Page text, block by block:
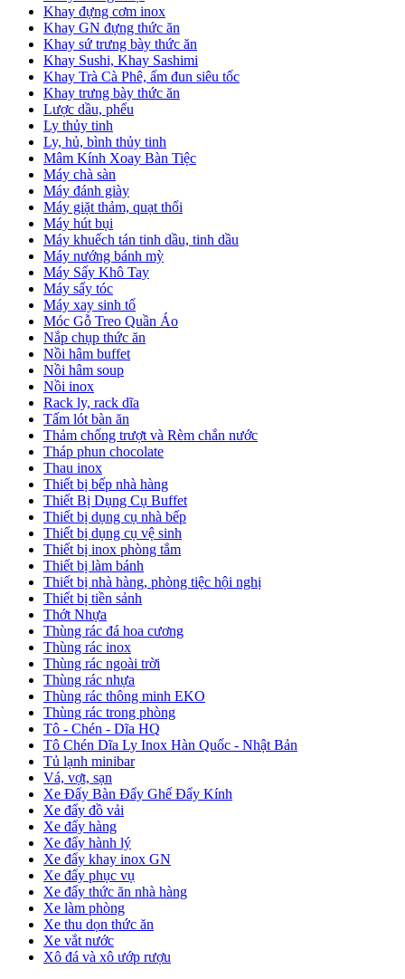
Khay đựng cơm inox
Khay GN đựng thức ăn
Khay sứ trưng bày thức ăn
Khay Sushi, Khay Sashimi
Khay Trà Cà Phê, ấm đun siêu tốc
Khay trưng bày thức ăn
Lược dầu, phểu
Ly thủy tinh
Ly, hủ, bình thủy tinh
Mâm Kính Xoay Bàn Tiệc
Máy chà sàn
Máy đánh giày
Máy giặt thảm, quạt thổi
Máy hút bụi
Máy khuếch tán tinh dầu, tinh dầu
Máy nướng bánh mỳ
Máy Sấy Khô Tay
Máy sấy tóc
Máy xay sinh tố
Móc Gỗ Treo Quần Áo
Nắp chụp thức ăn
Nồi hâm buffet
Nồi hâm soup
Nồi inox
Rack ly, rack dĩa
Tấm lót bàn ăn
Thảm chống trượt và Rèm chắn nước
Tháp phun chocolate
Thau inox
Thiết bị bếp nhà hàng
Thiết Bị Dụng Cụ Buffet
Thiết bị dụng cụ nhà bếp
Thiết bị dụng cụ vệ sinh
Thiết bị inox phòng tắm
Thiết bị làm bánh
Thiết bị nhà hàng, phòng tiệc hội nghị
Thiết bị tiền sảnh
Thớt Nhựa
Thùng rác đá hoa cương
Thùng rác inox
Thùng rác ngoài trời
Thùng rác nhựa
Thùng rác thông minh EKO
Thùng rác trong phòng
Tô - Chén - Dĩa HQ
Tô Chén Dĩa Ly Inox Hàn Quốc - Nhật Bản
Tủ lạnh minibar
Vá, vợt, sạn
Xe Đẩy Bàn Đẩy Ghế Đẩy Kính
Xe đẩy đồ vải
Xe đẩy hàng
Xe đẩy hành lý
Xe đẩy khay inox GN
Xe đẩy phục vụ
Xe đẩy thức ăn nhà hàng
Xe làm phòng
Xe thu dọn thức ăn
Xe vắt nước
Xô đá và xô ướp rượu